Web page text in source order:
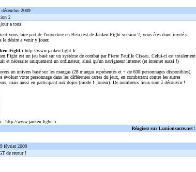
2009
2
a tous.
vous faire part de l'ouverture en Beta test de Janken Fight version 2, vous êtes donc invité si
le désiré a venir y jouer.
Fight : http://www.janken-fight.fr
Fight est un jeu basé sur un système de combat par Pierre Feuille Ciseau. Celui-ci est totalement
et nécessite uniquement un ordinateur, ainsi qu'un navigateur internet (et internet aussi !)
un univers basé sur les mangas (28 mangas représentés et + de 600 personnages disponibles),
évoluer votre personnage dans les différentes cartes du jeux, en combattant contre les autres
mais aussi en participant aux dojos (mode 1 joueur). De nombreux lieux sont à découvrir !
: http://www.janken-fight.fr
Réagisez sur Lunionsacre.net !
février 2009
de retour !